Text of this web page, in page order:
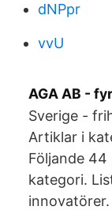
dNPpr
vvU
AGA AB -
Sverige -
Artiklar i
Följande
kategori.